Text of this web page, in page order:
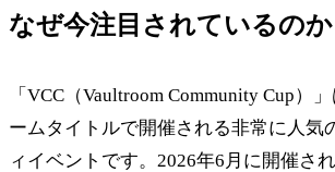
なぜ今注目されているのか
「VCC（Vaultroom Community Cup）
ームタイトルで開催される非常に人気
ィイベントです。2026年6月に開催さ